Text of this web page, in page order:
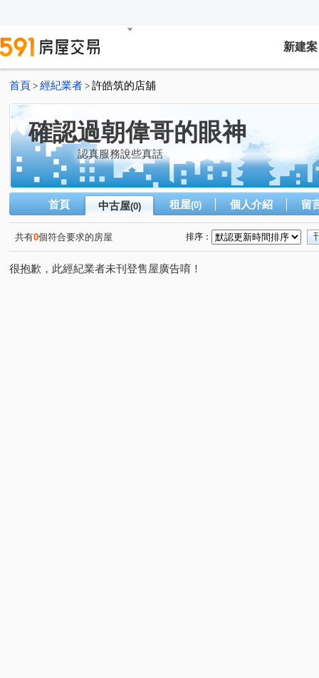
新建案
首頁 > 經紀業者 > 許皓筑的店舖
確認過朝偉哥的眼神
認真服務說些真話
首頁 中古屋(0) 租屋(0) 個人介紹 留
共有0個符合要求的房屋 排序：
很抱歉，此經紀業者未刊登售屋廣告唷！